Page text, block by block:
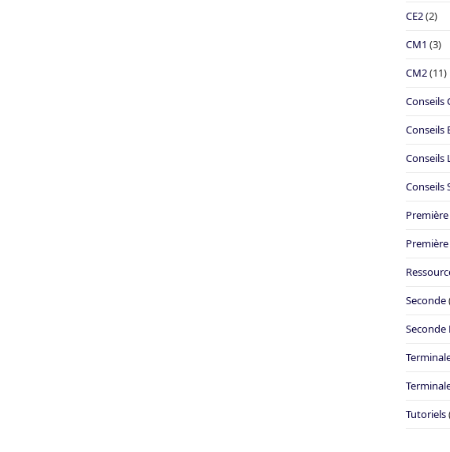
CE2(2)
CM1 (3)
CM2(11)
Conseils
Conseils
Conseils
Conseils
Première
Seconde
Seconde
Tutoriels